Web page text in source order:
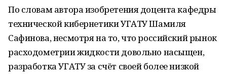
По словам автора изобретения доцента кафедры
технической кибернетики УГАТУ Шамиля
Сафинова, несмотря на то, что российский рынок
расходометрии жидкости довольно насыщен,
разработка УГАТУ за счёт своей более низкой